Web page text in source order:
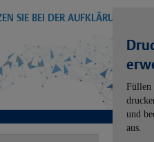
SIE BEI DER AUFKLÄRUNG
Füllen
und
aus.